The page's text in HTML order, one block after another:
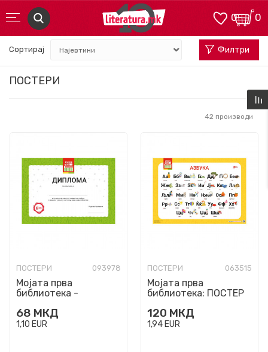
0
0
ПОСТЕРИ
Сортирај Филтри
42 производи
ПОСТЕРИ 093978
Мојата прва
библиотека -
68 МКД
1,10 EUR
ПОСТЕРИ 063515
Мојата прва
библиотека: ПОСТЕР
АЗБУКА
120 МКД
1,94 EUR